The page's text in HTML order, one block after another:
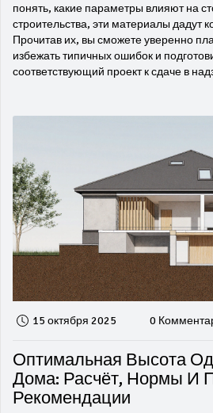
понять, какие параметры влияют на
строительства, эти материалы дадут
Прочитав их, вы сможете уверенно
избежать типичных ошибок и
соответствующий проект к сдаче в
15 октября 2025 0
Оптимальная Высота
Дома: Расчёт, Нормы И
Рекомендации